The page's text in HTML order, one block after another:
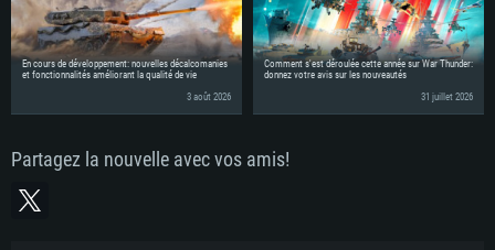
En cours de développement: nouvelles décalcomanies
et fonctionnalités améliorant la qualité de vie
3 août 2026
Comment s'est déroulée cette année sur War Thunder:
donnez votre avis sur les nouveautés
31 juillet 2026
Partagez la nouvelle avec vos amis!